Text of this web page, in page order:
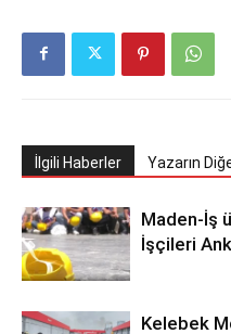
İlgili Haberler Yazarın
Maden-İş
İşçileri
Kelebek